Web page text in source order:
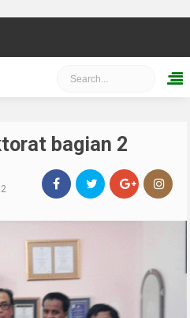
bagian 2